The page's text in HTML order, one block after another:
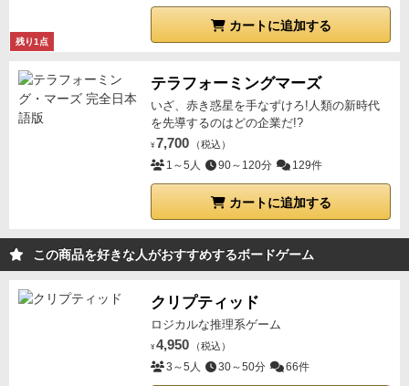
残り1点
カートに追加する
テラフォーミングマーズ
いざ、赤き惑星を手なずけろ!人類の新時代
を先導するのはどの企業だ!?
¥ 7,700 （税込）
1～5人 90～120分 129件
カートに追加する
この商品を好きな人がおすすめするボードゲーム
クリプティッド
ロジカルな推理系ゲーム
¥ 4,950 （税込）
3～5人 30～50分 66件